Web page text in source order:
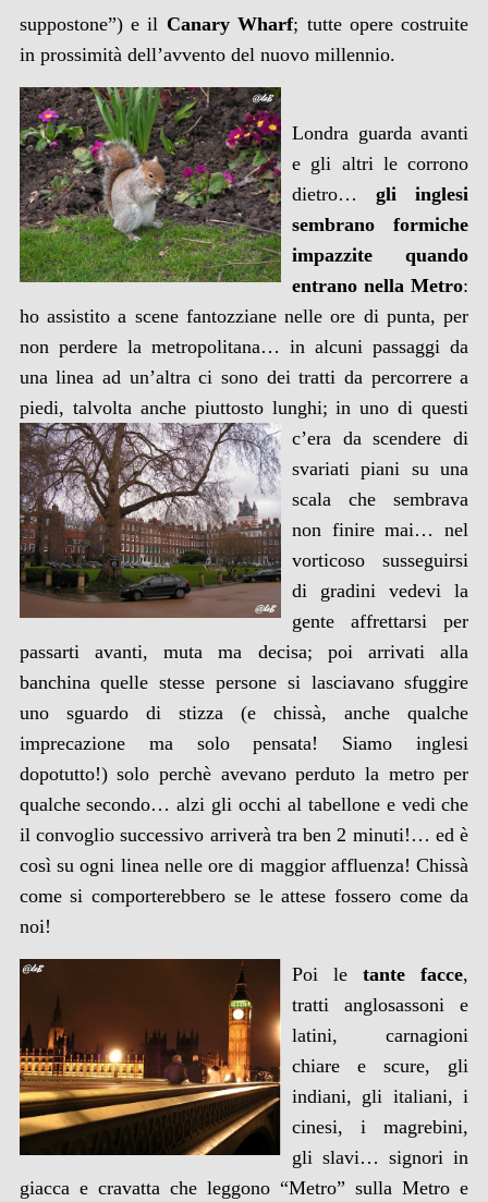
suppostone”) e il Canary Wharf; tutte opere costruite
in prossimità dell’avvento del nuovo millennio.
Londra guarda avanti
e gli altri le corrono
dietro… gli inglesi
sembrano formiche
impazzite quando
entrano nella Metro:
ho assistito a scene fantozziane nelle ore di punta, per
non perdere la metropolitana… in alcuni passaggi da
una linea ad un’altra ci sono dei tratti da percorrere a
piedi, talvolta anche piuttosto lunghi; in uno di questi
c’era da scendere di
svariati piani su una
scala che sembrava
non finire mai… nel
vorticoso susseguirsi
di gradini vedevi la
gente affrettarsi per
passarti avanti, muta ma decisa; poi arrivati alla
banchina quelle stesse persone si lasciavano sfuggire
uno sguardo di stizza (e chissà, anche qualche
imprecazione ma solo pensata! Siamo inglesi
dopotutto!) solo perchè avevano perduto la metro per
qualche secondo… alzi gli occhi al tabellone e vedi che
il convoglio successivo arriverà tra ben 2 minuti!… ed è
così su ogni linea nelle ore di maggior affluenza! Chissà
come si comporterebbero se le attese fossero come da
noi!
Poi letante facce,
tratti anglosassoni e
latini, carnagioni
chiare e scure, gli
indiani, gli italiani, i
cinesi, i magrebini,
gli slavi… signori in
giacca e cravatta che leggono “Metro” sulla Metro e